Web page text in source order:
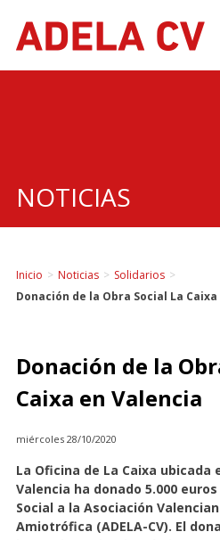
NOTICIAS
Inicio > Noticias > Solidarios >
Donación de la Obra Social La
Donación de la
Caixa en Valencia
miércoles 28/10/2020
La Oficina de La Caixa ubicada
Valencia ha donado 5.000
Social a la Asociación
Amiotrófica (ADELA-CV). El